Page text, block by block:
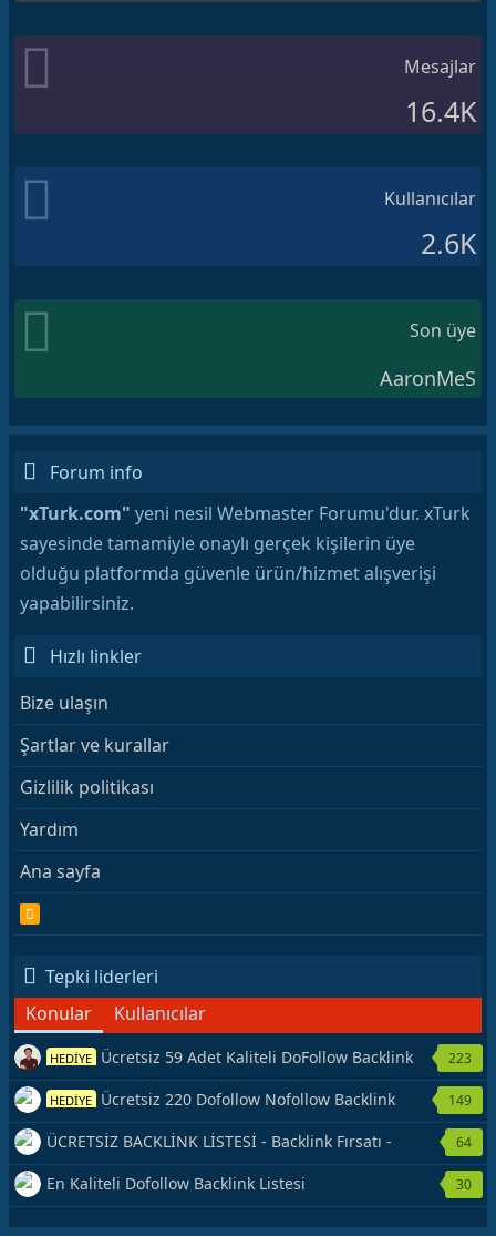
Mesajlar
16.4K
Kullanıcılar
2.6K
Son üye
AaronMeS
Forum info
"xTurk.com" yeni nesil Webmaster Forumu'dur. xTurk
sayesinde tamamiyle onaylı gerçek kişilerin üye
olduğu platformda güvenle ürün/hizmet alışverişi
yapabilirsiniz.
Hızlı linkler
Bize ulaşın
Şartlar ve kurallar
Gizlilik politikası
Yardım
Ana sayfa
S
Tepki liderleri
Konular
Kullanıcılar
HEDİYE Ücretsiz 59 Adet Kaliteli DoFollow Backlink
Kaynağı Veriyorum.
223
HEDİYE Ücretsiz 220 Dofollow Nofollow Backlink
Veriyorum
149
ÜCRETSİZ BACKLİNK LİSTESİ - Backlink Fırsatı -
Hemen Yetiş!
64
En Kaliteli Dofollow Backlink Listesi 30